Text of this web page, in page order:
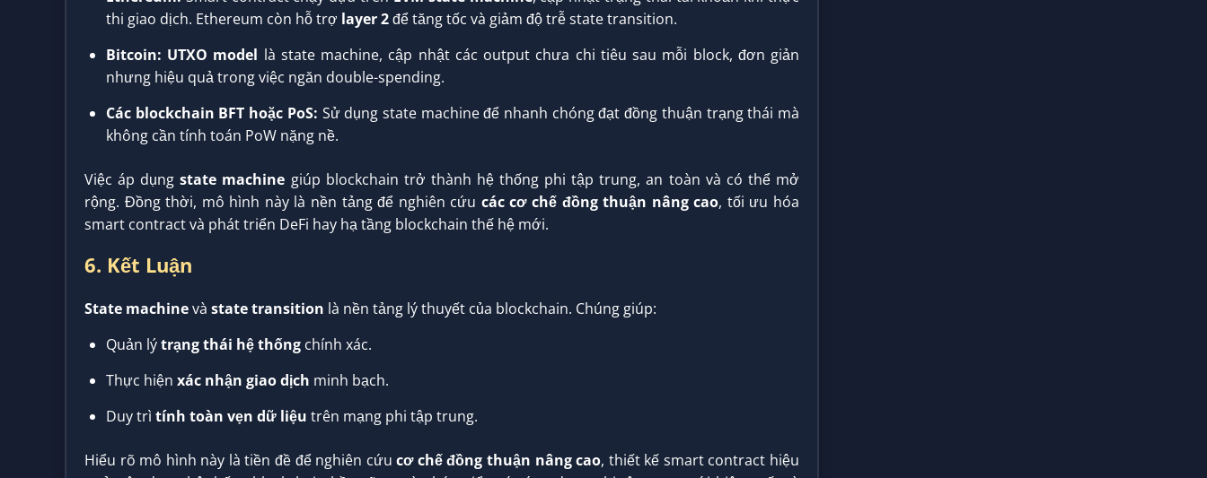
thi giao dịch. Ethereum còn hỗ trợ layer 2để tăng tốc và giảm độ trễ state transition.
Bitcoin: UTXO model là state machine, cập nhật các output chưa chi tiêu sau mỗi block, đơn giản
nhưng hiệu quả trong việc ngăn double-spending.
Các blockchain BFT hoặc PoS: Sử dụng state machine để nhanh chóng đạt đồng thuận trạng thái mà
không cần tính toán PoW nặng nề.
Việc áp dụngstate machine giúp blockchain trở thành hệ thống phi tập trung, an toàn và có thể mở
rộng. Đồng thời, mô hình này là nền tảng để nghiên cứu các cơ chế đồng thuận nâng cao, tối ưu hóa
smart contract và phát triển DeFi hay hạ tầng blockchain thế hệ mới.
6. Kết Luận
State machinevà state transition là nền tảng lý thuyết của blockchain. Chúng giúp:
Quản lýtrạng thái hệ thống chính xác.
Thực hiện xác nhận giao dịch minh bạch.
Duy trì tính toàn vẹn dữ liệu trên mạng phi tập trung.
Hiểu rõ mô hình này là tiền đề để nghiên cứucơ chế đồng thuận nâng cao, thiết kế smart contract hiệu